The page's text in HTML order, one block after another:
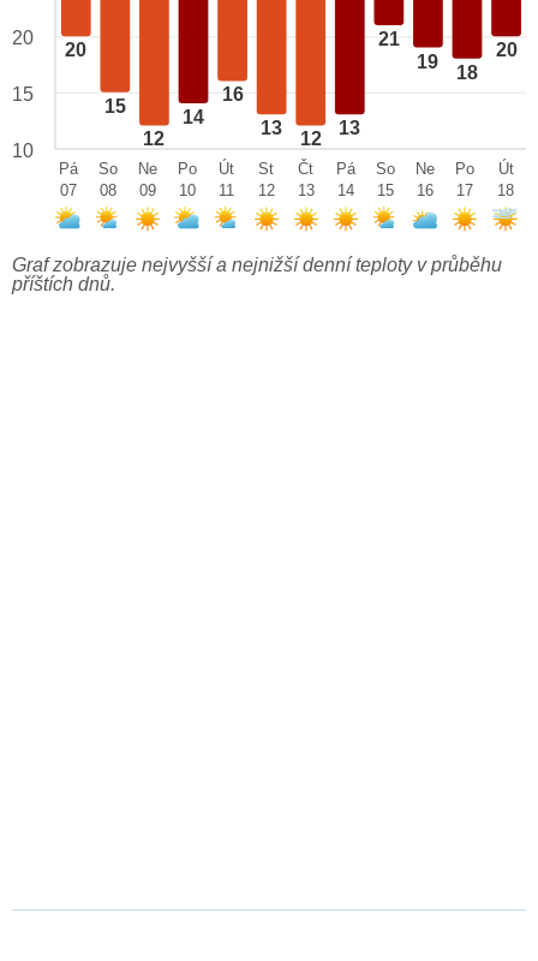
20
15
12
14
16
13
12
13
21
19
18
20
20
15
10
Pá
07
So
08
Ne
09
Po
10
Út
11
St
12
Čt
13
Pá
14
So
15
Ne
16
Po
17
Út
18
Graf zobrazuje nejvyšší a nejnižší denní teploty v průběhu
příštích dnů.